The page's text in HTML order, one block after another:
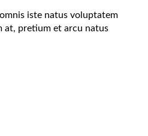
iste natus voluptatem
at, pretium et arcu natus